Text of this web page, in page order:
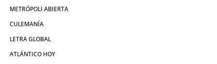
METRÓPOLI ABIERTA
CULEMANÍA
LETRA GLOBAL
ATLÁNTICO HOY